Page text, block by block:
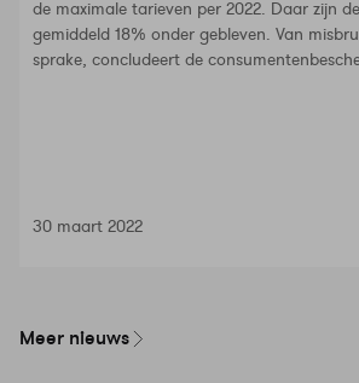
de maximale tarieven per 2022. Daar zijn
gemiddeld 18% onder gebleven. Van
sprake, concludeert de
30 maart 2022
Meer nieuws